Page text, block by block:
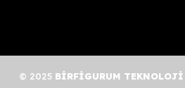
© 2025 BİRFİGURUM TEKNOLOJİ